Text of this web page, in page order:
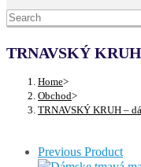
TRNAVSKÝ
Home>
Obchod>
TRNAVSKÝ KRUH –
Previous Product